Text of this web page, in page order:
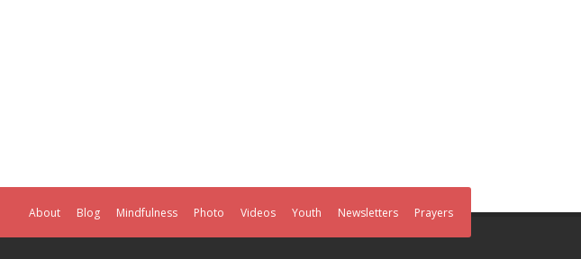
About Blog Mindfulness Photo Videos Youth Newsletters Prayers